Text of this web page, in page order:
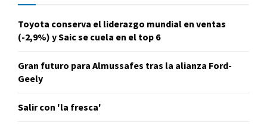
Toyota conserva el liderazgo mundial en ventas
(-2,9%) y Saic se cuela en el top 6
Gran futuro para Almussafes tras la alianza Ford-
Geely
Salir con 'la fresca'